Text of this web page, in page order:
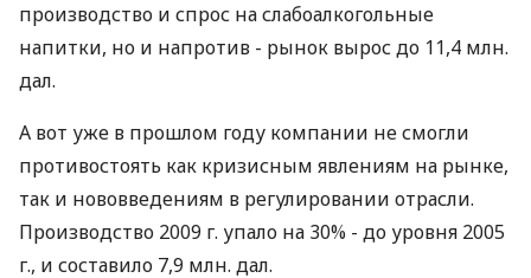
производство и спрос на слабоалкогольные
напитки, но и напротив - рынок вырос до 11,4 млн.
дал.
А вот уже в прошлом году компании не смогли
противостоять как кризисным явлениям на рынке,
так и нововведениям в регулировании отрасли.
Производство 2009 г. упало на 30% - до уровня 2005
г., и составило 7,9 млн. дал.